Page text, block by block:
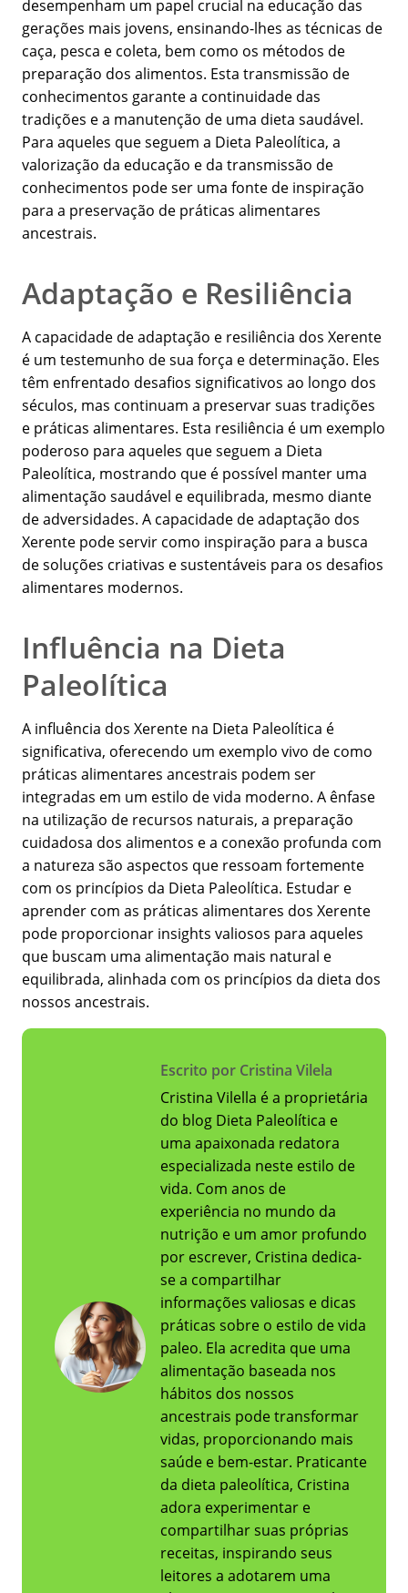
desempenham um papel crucial na educação das
gerações mais jovens, ensinando-lhes as técnicas de
caça, pesca e coleta, bem como os métodos de
preparação dos alimentos. Esta transmissão de
conhecimentos garante a continuidade das
tradições e a manutenção de uma dieta saudável.
Para aqueles que seguem a Dieta Paleolítica, a
valorização da educação e da transmissão de
conhecimentos pode ser uma fonte de inspiração
para a preservação de práticas alimentares
ancestrais.
Adaptação e Resiliência
A capacidade de adaptação e resiliência dos Xerente
é um testemunho de sua força e determinação. Eles
têm enfrentado desafios significativos ao longo dos
séculos, mas continuam a preservar suas tradições
e práticas alimentares. Esta resiliência é um exemplo
poderoso para aqueles que seguem a Dieta
Paleolítica, mostrando que é possível manter uma
alimentação saudável e equilibrada, mesmo diante
de adversidades. A capacidade de adaptação dos
Xerente pode servir como inspiração para a busca
de soluções criativas e sustentáveis para os desafios
alimentares modernos.
Influência na Dieta
Paleolítica
A influência dos Xerente na Dieta Paleolítica é
significativa, oferecendo um exemplo vivo de como
práticas alimentares ancestrais podem ser
integradas em um estilo de vida moderno. A ênfase
na utilização de recursos naturais, a preparação
cuidadosa dos alimentos e a conexão profunda com
a natureza são aspectos que ressoam fortemente
com os princípios da Dieta Paleolítica. Estudar e
aprender com as práticas alimentares dos Xerente
pode proporcionar insights valiosos para aqueles
que buscam uma alimentação mais natural e
equilibrada, alinhada com os princípios da dieta dos
nossos ancestrais.
Escrito por Cristina Vilela
Cristina Vilella é a proprietária
do blog Dieta Paleolítica e
uma apaixonada redatora
especializada neste estilo de
vida. Com anos de
experiência no mundo da
nutrição e um amor profundo
por escrever, Cristina dedica-
se a compartilhar
informações valiosas e dicas
práticas sobre o estilo de vida
paleo. Ela acredita que uma
alimentação baseada nos
hábitos dos nossos
ancestrais pode transformar
vidas, proporcionando mais
saúde e bem-estar. Praticante
da dieta paleolítica, Cristina
adora experimentar e
compartilhar suas próprias
receitas, inspirando seus
leitores a adotarem uma